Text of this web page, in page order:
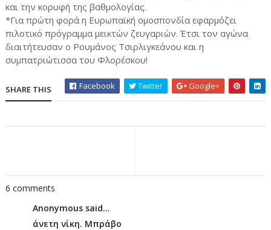
και την κορυφή της βαθμολογίας.
*Για πρώτη φορά η Ευρωπαϊκή ομοσπονδία εφαρμόζει
πιλοτικό πρόγραμμα μεικτών ζευγαριών. Έτσι τον αγώνα
διαιτήτευσαν ο Ρουμάνος Τσιρλιγκεάνου και η
συμπατριώτισσα του Φλορέσκου!
SHARE THIS Facebook Twitter Google+
6 comments
Anonymous said...
άνετη νίκη. Μπράβο